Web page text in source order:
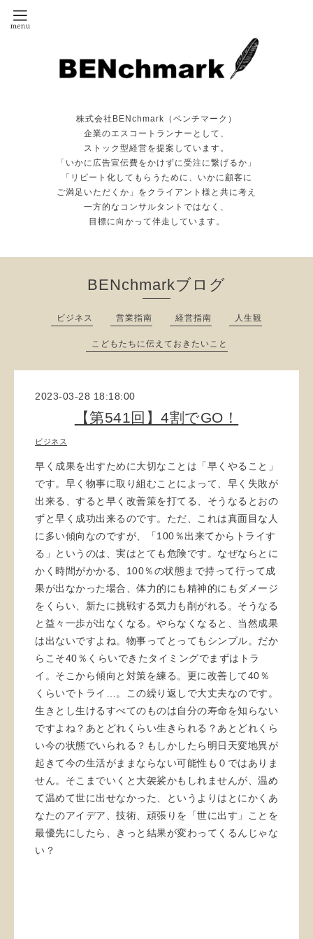
株式会社BENchmark（ベンチマーク）
企業のエスコートランナーとして、
ストック型経営を提案しています。
「いかに広告宣伝費をかけずに受注に繋げるか」
「リピート化してもらうために、いかに顧客に
ご満足いただくか」をクライアント様と共に考え
一方的なコンサルタントではなく、
目標に向かって伴走しています。
BENchmarkブログ
ビジネス 営業指南 経営指南 人生観
こどもたちに伝えておきたいこと
2023-03-28 18:18:00
【第541回】4割でGO！
ビジネス
早く成果を出すために大切なことは「早くやること」
です。早く物事に取り組むことによって、早く失敗が
出来る、すると早く改善策を打てる、そうなるとおの
ずと早く成功出来るのです。ただ、これは真面目な人
に多い傾向なのですが、「100％出来てからトライす
る」というのは、実はとても危険です。なぜならとに
かく時間がかかる、100％の状態まで持って行って成
果が出なかった場合、体力的にも精神的にもダメージ
をくらい、新たに挑戦する気力も削がれる。そうなる
と益々一歩が出なくなる。やらなくなると、当然成果
は出ないですよね。物事ってとってもシンプル。だか
らこそ40％くらいできたタイミングでまずはトラ
イ。そこから傾向と対策を練る。更に改善して40％
くらいでトライ…。この繰り返しで大丈夫なのです。
生きとし生けるすべてのものは自分の寿命を知らない
ですよね？あとどれくらい生きられる？あとどれくら
い今の状態でいられる？もしかしたら明日天変地異が
起きて今の生活がままならない可能性も０ではありま
せん。そこまでいくと大袈裟かもしれませんが、温め
て温めて世に出せなかった、というよりはとにかくあ
なたのアイデア、技術、頑張りを「世に出す」ことを
最優先にしたら、きっと結果が変わってくるんじゃな
い？